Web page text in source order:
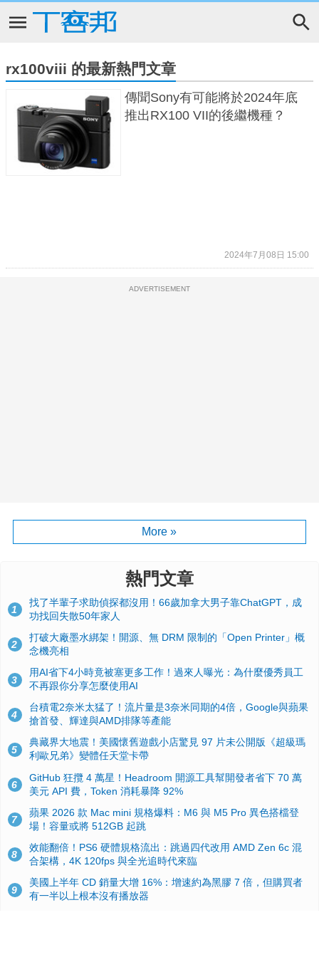
rx100viii 的最新熱門文章
傳聞Sony有可能將於2024年底
推出RX100 VII的後繼機種？
2024年7月08日 15:00
ADVERTISEMENT
More »
熱門文章
1
找了半輩子求助偵探都沒用！66歲加拿大男子靠ChatGPT，成
功找回失散50年家人
2
打破大廠墨水綁架！開源、無 DRM 限制的「Open Printer」概
念機亮相
3
用AI省下4小時竟被塞更多工作！過來人曝光：為什麼優秀員工
不再跟你分享怎麼使用AI
4
台積電2奈米太猛了！流片量是3奈米同期的4倍，Google與蘋果
搶首發、輝達與AMD排隊等產能
5
典藏界大地震！美國懷舊遊戲小店驚見 97 片未公開版《超級瑪
利歐兄弟》變體任天堂卡帶
6
GitHub 狂攬 4 萬星！Headroom 開源工具幫開發者省下 70 萬
美元 API 費，Token 消耗暴降 92%
7
蘋果 2026 款 Mac mini 規格爆料：M6 與 M5 Pro 異色搭檔登
場！容量或將 512GB 起跳
8
效能翻倍！PS6 硬體規格流出：跳過四代改用 AMD Zen 6c 混
合架構，4K 120fps 與全光追時代來臨
9
美國上半年 CD 銷量大增 16%：增速約為黑膠 7 倍，但購買者
有一半以上根本沒有播放器